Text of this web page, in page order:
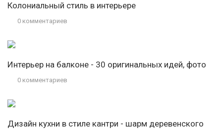
Колониальный стиль в интерьере
0 комментариев
Интерьер на балконе - 30 оригинальных идей, фото
0 комментариев
Дизайн кухни в стиле кантри - шарм деревенского